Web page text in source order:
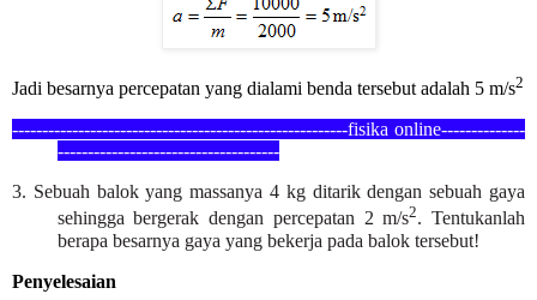
Jadi besarnya percepatan yang dialami benda tersebut adalah 5 m/s2
--------------------------------------------------------fisika online--------------
-------------------------------------
3. Sebuah balok yang massanya 4 kg ditarik dengan sebuah gaya
sehingga bergerak dengan percepatan 2 m/s2. Tentukanlah
berapa besarnya gaya yang bekerja pada balok tersebut!
Penyelesaian